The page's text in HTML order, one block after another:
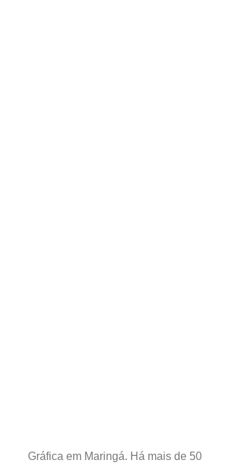
Gráfica em Maringá. Há mais de 50